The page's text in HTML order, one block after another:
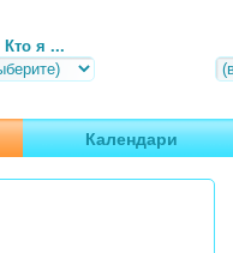
Кто я ...
Календари